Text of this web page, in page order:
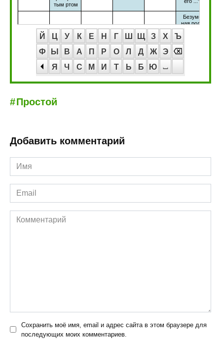
Й Ц У К Е Н Г Ш Щ З Х
Ъ
Ф
Ы В А П Р О Л Д Ж
Э
Я
Ч С М И Т Ь Б Ю
Простой
Добавить комментарий
Имя
*
Email
*
Комментарий
Сохранить моё имя, email и адрес сайта в этом браузере для
последующих моих комментариев.